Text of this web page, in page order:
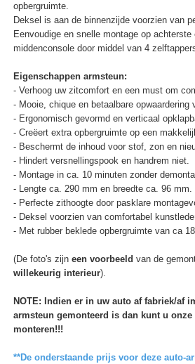
opbergruimte.
Deksel is aan de binnenzijde voorzien van
Eenvoudige en snelle montage op achterste
middenconsole door middel van 4
Eigenschappen armsteun:
- Verhoog uw zitcomfort en een must om
- Mooie, chique en betaalbare opwaardering
- Ergonomisch gevormd en verticaal
- Creëert extra opbergruimte op een
- Beschermt de inhoud voor stof, zon en
- Hindert versnellingspook en handrem niet.
- Montage in ca. 10 minuten zonder
- Lengte ca. 290 mm en breedte ca. 96 mm.
- Perfecte zithoogte door pasklare
- Deksel voorzien van comfortabel
- Met rubber beklede opbergruimte van ca
(De foto's zijn een voorbeeld van de
willekeurig interieur).
NOTE: Indien er in uw auto af fabriek/af
armsteun gemonteerd is dan kunt u onze
monteren!!!
**De onderstaande prijs voor deze auto-